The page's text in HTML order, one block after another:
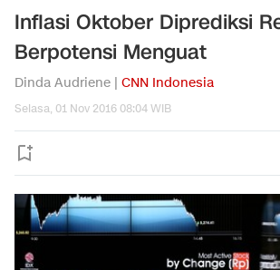
Inflasi Oktober Diprediksi
Berpotensi Menguat
Dinda Audriene | CNN Indonesia
Selasa, 01 Nov 2016 08:04 WIB